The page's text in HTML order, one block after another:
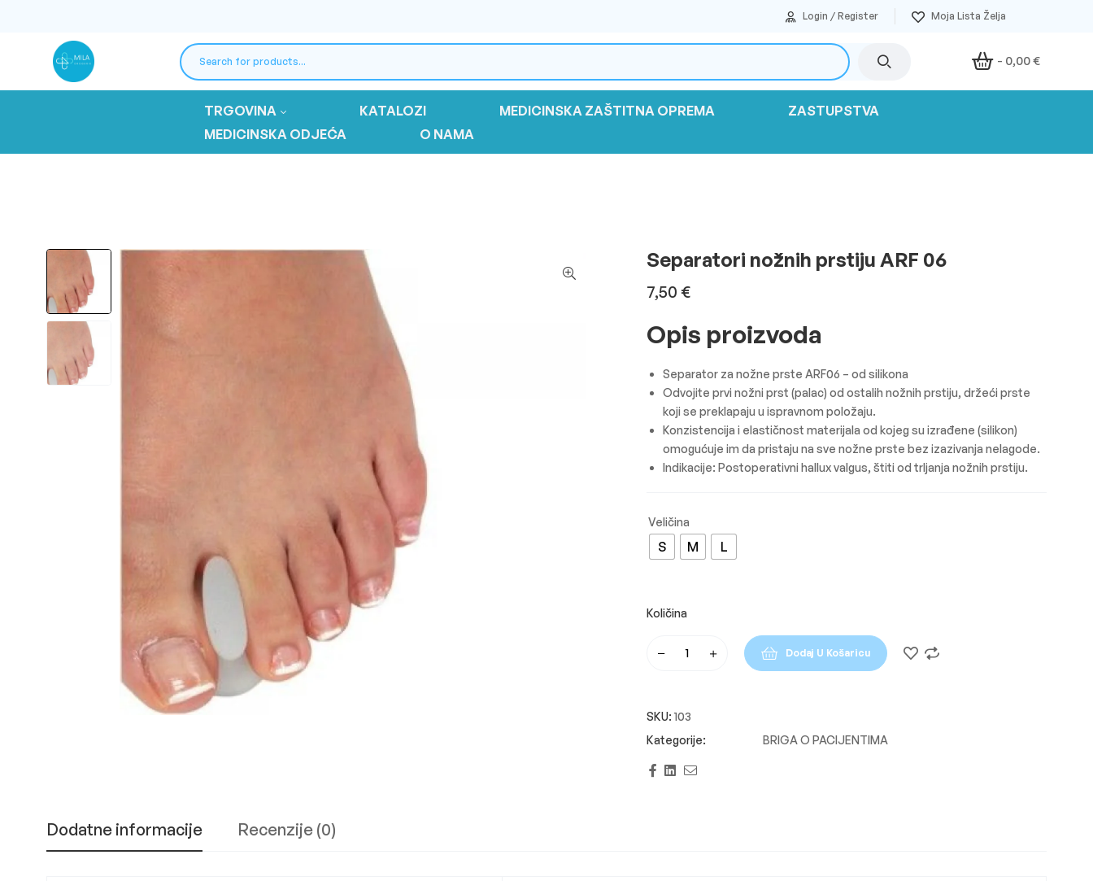
Login / Register
- 0,00€
TRGOVINA KATALOZI MEDICINSKA ZAŠTITNA OPREMA
ZASTUPSTVA
MEDICINSKA ODJEĆA
O NAMA
Separatori nožnih prstiju ARF 06
7,50 €
Opis proizvoda
Separator za nožne prste ARF06 – od silikona
Odvojite prvi nožni prst (palac) od ostalih nožnih prstiju, držeći prste
koji se preklapaju u ispravnom položaju.
Konzistencija i elastičnost materijala od kojeg su izrađene (silikon)
omogućuje im da pristaju na sve nožne prste bez izazivanja nelagode.
Indikacije: Postoperativni hallux valgus, štiti od trljanja nožnih prstiju.
S M L
Dodaj U Košaricu
SKU:103
BRIGA O PACIJENTIMA
Facebook
Linkedin
Dodatne informacije Recenzije (0)